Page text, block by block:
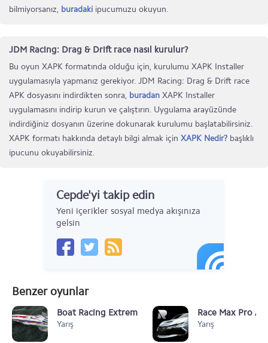
bilmiyorsanız, buradaki ipucumuzu okuyun.
JDM Racing: Drag & Drift race nasıl kurulur?
Bu oyun XAPK formatında olduğu için, kurulumu XAPK Installer
uygulamasıyla yapmanız gerekiyor. JDM Racing: Drag & Drift race
APK dosyasını indirdikten sonra, buradan XAPK Installer
uygulamasını indirip kurun ve çalıştırın. Uygulama arayüzünde
indirdiğiniz dosyanın üzerine dokunarak kurulumu başlatabilirsiniz.
XAPK formatı hakkında detaylı bilgi almak için XAPK Nedir? başlıklı
ipucunu okuyabilirsiniz.
Cepde'yi takip edin
Yeni içerikler sosyal medya akışınıza
gelsin
Benzer oyunlar
Boat Racing Extreme v1.0
Yarış
Race Max Pro
Yarış